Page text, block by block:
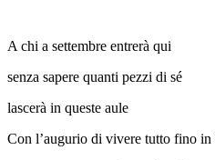
A chi a settembre entrerà qui
senza sapere quanti pezzi di sé
lascerà in queste aule
Con l’augurio di vivere tutto fino in